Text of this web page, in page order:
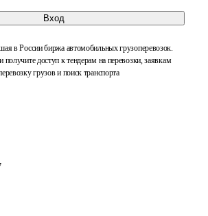
Вход
в России биржа автомобильных грузоперевозок.
получите доступ к тендерам на перевозки, заявкам
грузов и поиск транспорта